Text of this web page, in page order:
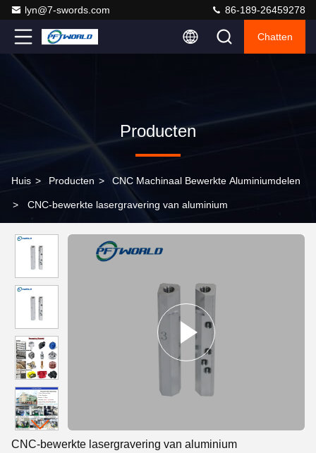
lyn@7-swords.com 86-189-26459278
Chatten
Producten
Huis > Producten > CNC Machinaal Bewerkte Aluminiumdelen
> CNC-bewerkte lasergravering van aluminium
CNC-bewerkte lasergravering van aluminium